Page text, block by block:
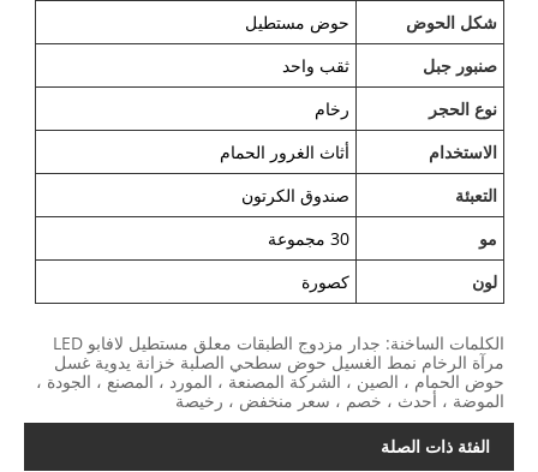
شكل الحوض
حوض مستطيل
صنبور جبل
ثقب واحد
نوع الحجر
رخام
الاستخدام
أثاث الغرور الحمام
التعبئة
صندوق الكرتون
مو
30 مجموعة
لون
كصورة
الكلمات الساخنة: جدار مزدوج الطبقات معلق مستطيل لافابو LED
مرآة الرخام نمط الغسيل حوض سطحي الصلبة خزانة يدوية غسل
حوض الحمام ، الصين ، الشركة المصنعة ، المورد ، المصنع ، الجودة ،
الموضة ، أحدث ، خصم ، سعر منخفض ، رخيصة
الفئة ذات الصلة